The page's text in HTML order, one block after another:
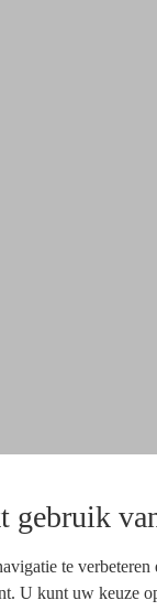
gebruik
te
U kunt uw keuze